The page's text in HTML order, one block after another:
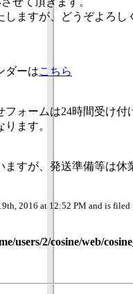
しますが、どうぞよろし
ダーはこちら
ォームは24時間受け付
ます。
すが、発送準備等は休
2016 at 12:52 PM and is filed
users/2/cosine/web/